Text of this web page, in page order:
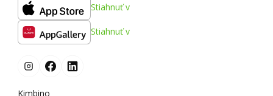
Stiahnuť v
Stiahnuť v
Kimbino